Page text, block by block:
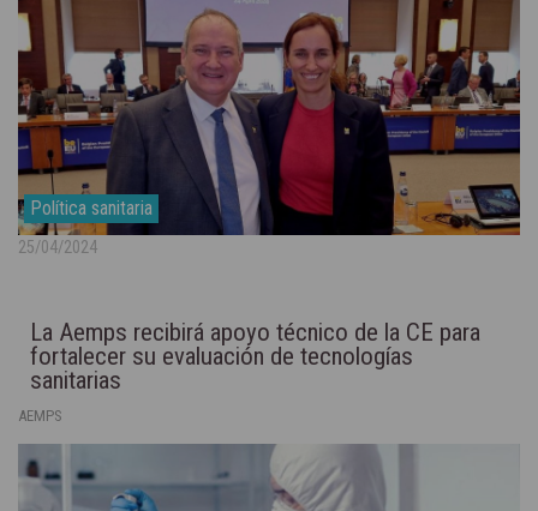
Política sanitaria
25/04/2024
La Aemps recibirá apoyo técnico de la CE para
fortalecer su evaluación de tecnologías
sanitarias
AEMPS